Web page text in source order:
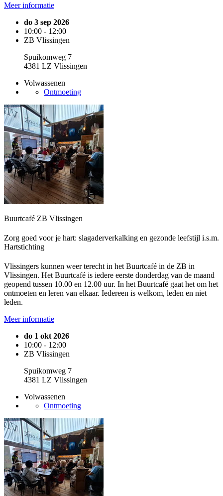
Meer informatie
do 3 sep 2026
10:00 - 12:00
ZB Vlissingen
Spuikomweg 7
4381 LZ Vlissingen
Volwassenen
Ontmoeting
Buurtcafé ZB Vlissingen
Zorg goed voor je hart: slagaderverkalking en gezonde leefstijl i.s.m.
Hartstichting
Vlissingers kunnen weer terecht in het Buurtcafé in de ZB in
Vlissingen. Het Buurtcafé is iedere eerste donderdag van de maand
geopend tussen 10.00 en 12.00 uur. In het Buurtcafé gaat het om het
ontmoeten en leren van elkaar. Iedereen is welkom, leden en niet
leden.
Meer informatie
do 1 okt 2026
10:00 - 12:00
ZB Vlissingen
Spuikomweg 7
4381 LZ Vlissingen
Volwassenen
Ontmoeting